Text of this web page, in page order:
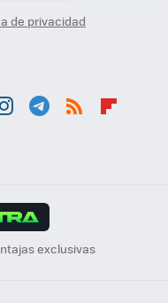
de privacidad
exclusivas